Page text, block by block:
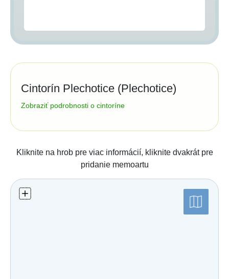
Cintorín Plechotice (Plechotice)
Správa cintorína:
07501 Plechotice
Číslo účtu (IBAN):
Štatistiky:
Zobraziť podrobnosti o cintoríne
Kliknite na hrob pre viac informácií, kliknite dvakrát pre
pridanie memoartu